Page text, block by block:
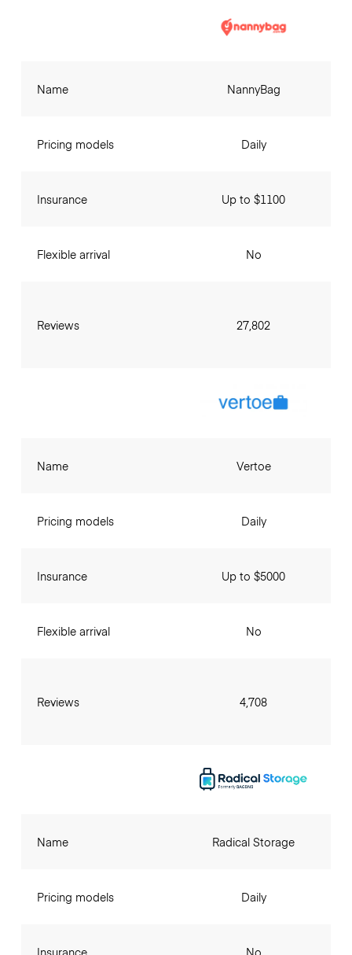
Name
Pricing models
Insurance
Flexible arrival
Reviews
NannyBag
Daily
Up to $1100
No
27,802
Name
Pricing models
Insurance
Flexible arrival
Reviews
Vertoe
Daily
Up to $5000
No
4,708
Name
Pricing models
Insurance
Radical Storage
Daily
No